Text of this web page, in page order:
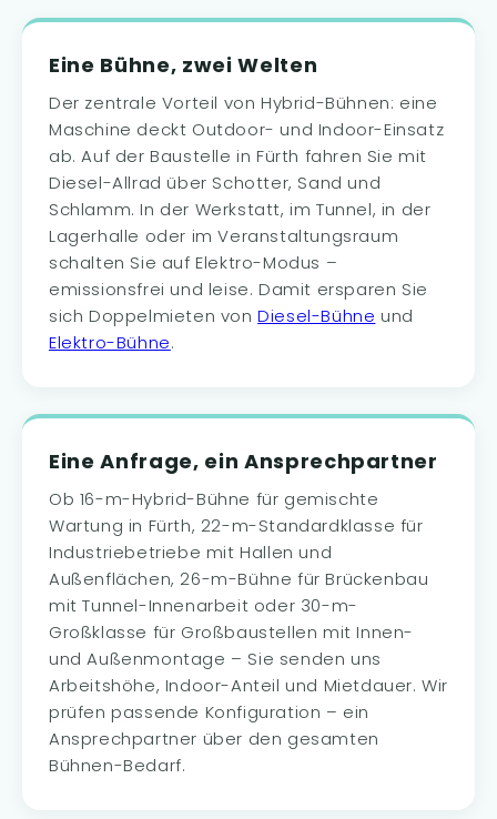
Eine Bühne, zwei Welten
Der zentrale Vorteil von Hybrid-Bühnen: eine
Maschine deckt Outdoor- und Indoor-Einsatz
ab. Auf der Baustelle in Fürth fahren Sie mit
Diesel-Allrad über Schotter, Sand und
Schlamm. In der Werkstatt, im Tunnel, in der
Lagerhalle oder im Veranstaltungsraum
schalten Sie auf Elektro-Modus –
emissionsfrei und leise. Damit ersparen Sie
sich Doppelmieten vonDiesel-Bühne und
Elektro-Bühne.
Eine Anfrage, ein Ansprechpartner
Ob 16-m-Hybrid-Bühne für gemischte
Wartung in Fürth, 22-m-Standardklasse für
Industriebetriebe mit Hallen und
Außenflächen, 26-m-Bühne für Brückenbau
mit Tunnel-Innenarbeit oder 30-m-
Großklasse für Großbaustellen mit Innen-
und Außenmontage – Sie senden uns
Arbeitshöhe, Indoor-Anteil und Mietdauer. Wir
prüfen passende Konfiguration – ein
Ansprechpartner über den gesamten
Bühnen-Bedarf.